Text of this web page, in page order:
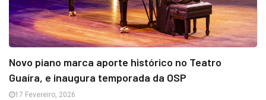
Novo piano marca aporte histórico no Teatro
Guaíra, e inaugura temporada da OSP
17 Fevereiro, 2026